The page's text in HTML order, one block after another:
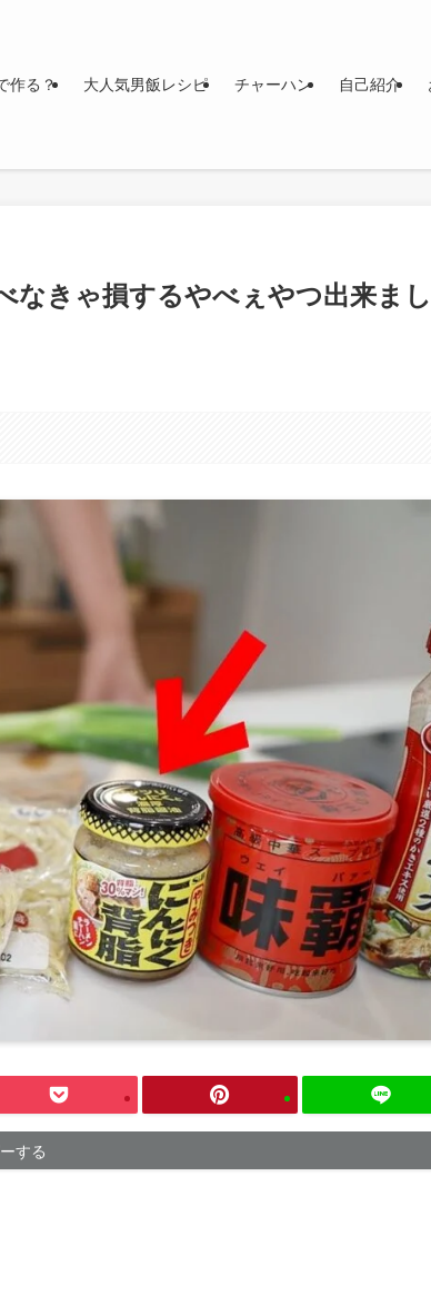
作る？ 大人気男飯レシピ チャーハン 自己紹介
なきゃ損するやべぇやつ出来まし
する